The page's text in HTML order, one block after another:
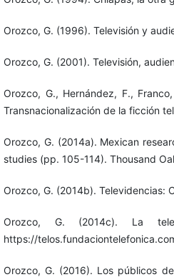
Orozco, G. (1996). Televisión y
Orozco, G. (2001). Televisión,
Orozco, G., Hernández, F.,
Transnacionalización de la ficción
Orozco, G. (2014a). Mexican
studies (pp. 105-114). Thousand
Orozco, G. (2014b). Televidencias:
Orozco, G. (2014c). La
https://
Orozco, G. (2016). Los públicos